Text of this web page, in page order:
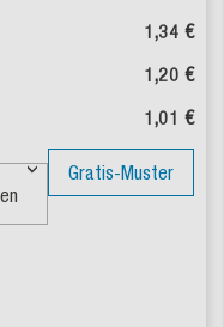
1,34 €
1,20 €
1,01 €
Gratis-Muster